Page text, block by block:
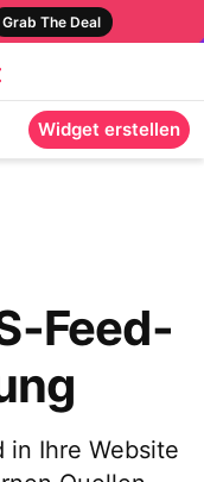
Grab The Deal
Widget erstellen
Feed-
in Ihre Website